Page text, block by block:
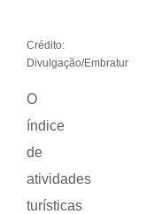
Crédito:
Divulgação/Embratur
O
índice
de
atividades
turísticas